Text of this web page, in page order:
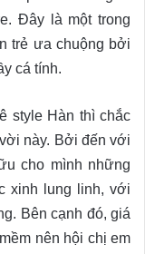
Đây là một trong
trẻ ưa chuộng bởi
cá tính.
style Hàn thì chắc
này. Bởi đến với
cho mình những
xinh lung linh, với
Bên cạnh đó, giá
nên hội chị em